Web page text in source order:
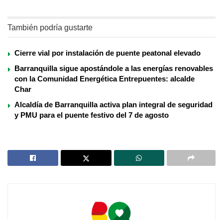
También podría gustarte
Cierre vial por instalación de puente peatonal elevado
Barranquilla sigue apostándole a las energías renovables
con la Comunidad Energética Entrepuentes: alcalde
Char
Alcaldía de Barranquilla activa plan integral de seguridad
y PMU para el puente festivo del 7 de agosto